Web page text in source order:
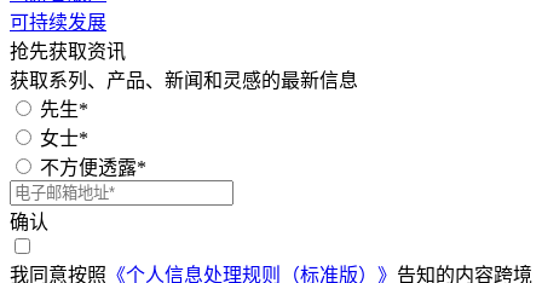
可持续发展
抢先获取资讯
获取系列、产品、新闻和灵感的最新信息
先生*
女士*
不方便透露*
确认
我同意按照 《个人信息处理规则（标准版）》 告知的内容跨境